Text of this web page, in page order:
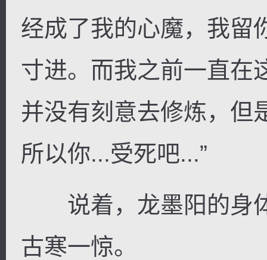
经成了我的心魔，我留
寸进。而我之前一直在
并没有刻意去修炼，但
所以你...受死吧...”
说着，龙墨阳的身
古寒一惊。